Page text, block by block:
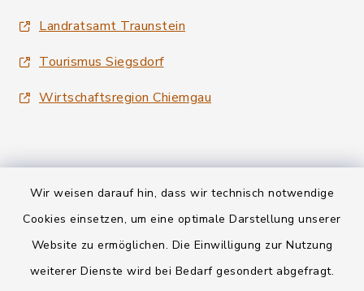
Wir weisen darauf hin, dass wir technisch notwendige
Cookies einsetzen, um eine optimale Darstellung unserer
Website zu ermöglichen. Die Einwilligung zur Nutzung
weiterer Dienste wird bei Bedarf gesondert abgefragt.
Landratsamt Traunstein
Tourismus Siegsdorf
Wirtschaftsregion Chiemgau
Kontakt